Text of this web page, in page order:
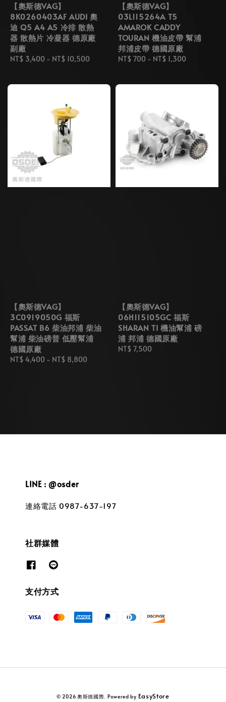
【奧斯德VAG】
8K0260403AF AUDI 奧
迪 Q5 A4 A5 冷排 散熱
器 散熱片 冷凝器 德原廠
副廠
Regular
NT$ 3,400 - NT$ 10,500
【奧斯德VAG】
03L115264A T5
AMAROK CADDY
TOURAN 機油皮帶 幫浦
邦浦皮帶 德國原廠
Regular
NT$ 700 - NT$ 1,300
【奧斯德VAG】
3C0919050G 福斯
PASSAT B6 柴油邦浦 柴油
幫浦 柴油磅普 低壓幫浦
德國原廠
Regular
NT$ 4,400 - NT$ 8,800
【奧斯德VAG】
06H115105GC 福斯
SHARAN TI 機油幫浦 磅
浦 邦浦 德國原廠
Regular
NT$ 7,500
LINE : @osder
連絡電話 0987-637-197
社群媒體
支付方式
© 2026 奧斯德國際. Powered by EasyStore